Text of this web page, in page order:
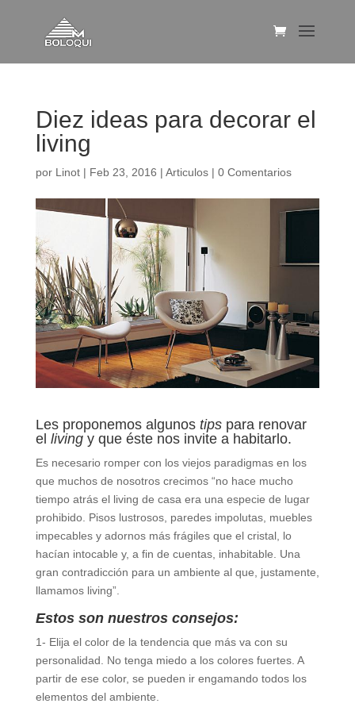
Diez ideas para decorar el
living
por Linot| Feb 23, 2016 | Articulos| 0 Comentarios
Les proponemos algunos tipspara renovar
el livingy que éste nos invite a habitarlo.
Es necesario romper con los viejos paradigmas en los
que muchos de nosotros crecimos “no hace mucho
tiempo atrás el living de casa era una especie de lugar
prohibido. Pisos lustrosos, paredes impolutas, muebles
impecables y adornos más frágiles que el cristal, lo
hacían intocable y, a fin de cuentas, inhabitable. Una
gran contradicción para un ambiente al que, justamente,
llamamos living”.
Estos son nuestros consejos:
1- Elija el color de la tendencia que más va con su
personalidad. No tenga miedo a los colores fuertes. A
partir de ese color, se pueden ir engamando todos los
elementos del ambiente.